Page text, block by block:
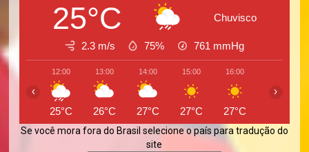
25°C Chuvisco
2.3 m/s 75% 761 mmHg
12:00
25°C
13:00
26°C
14:00
27°C
15:00
27°C
16:00
27°C
‹ ›
Se você mora fora do Brasil selecione o país para tradução do
site